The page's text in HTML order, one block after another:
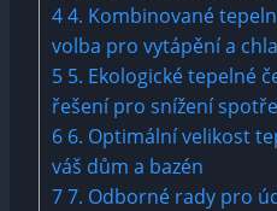
44. Kombinované
volba ⁢pro vytápění a⁢
5 5. Ekologické tepelné
řešení pro snížení
6 6. Optimální velikost
⁢váš dům⁢ a bazén
77.‍ Odborné‌ rady pro